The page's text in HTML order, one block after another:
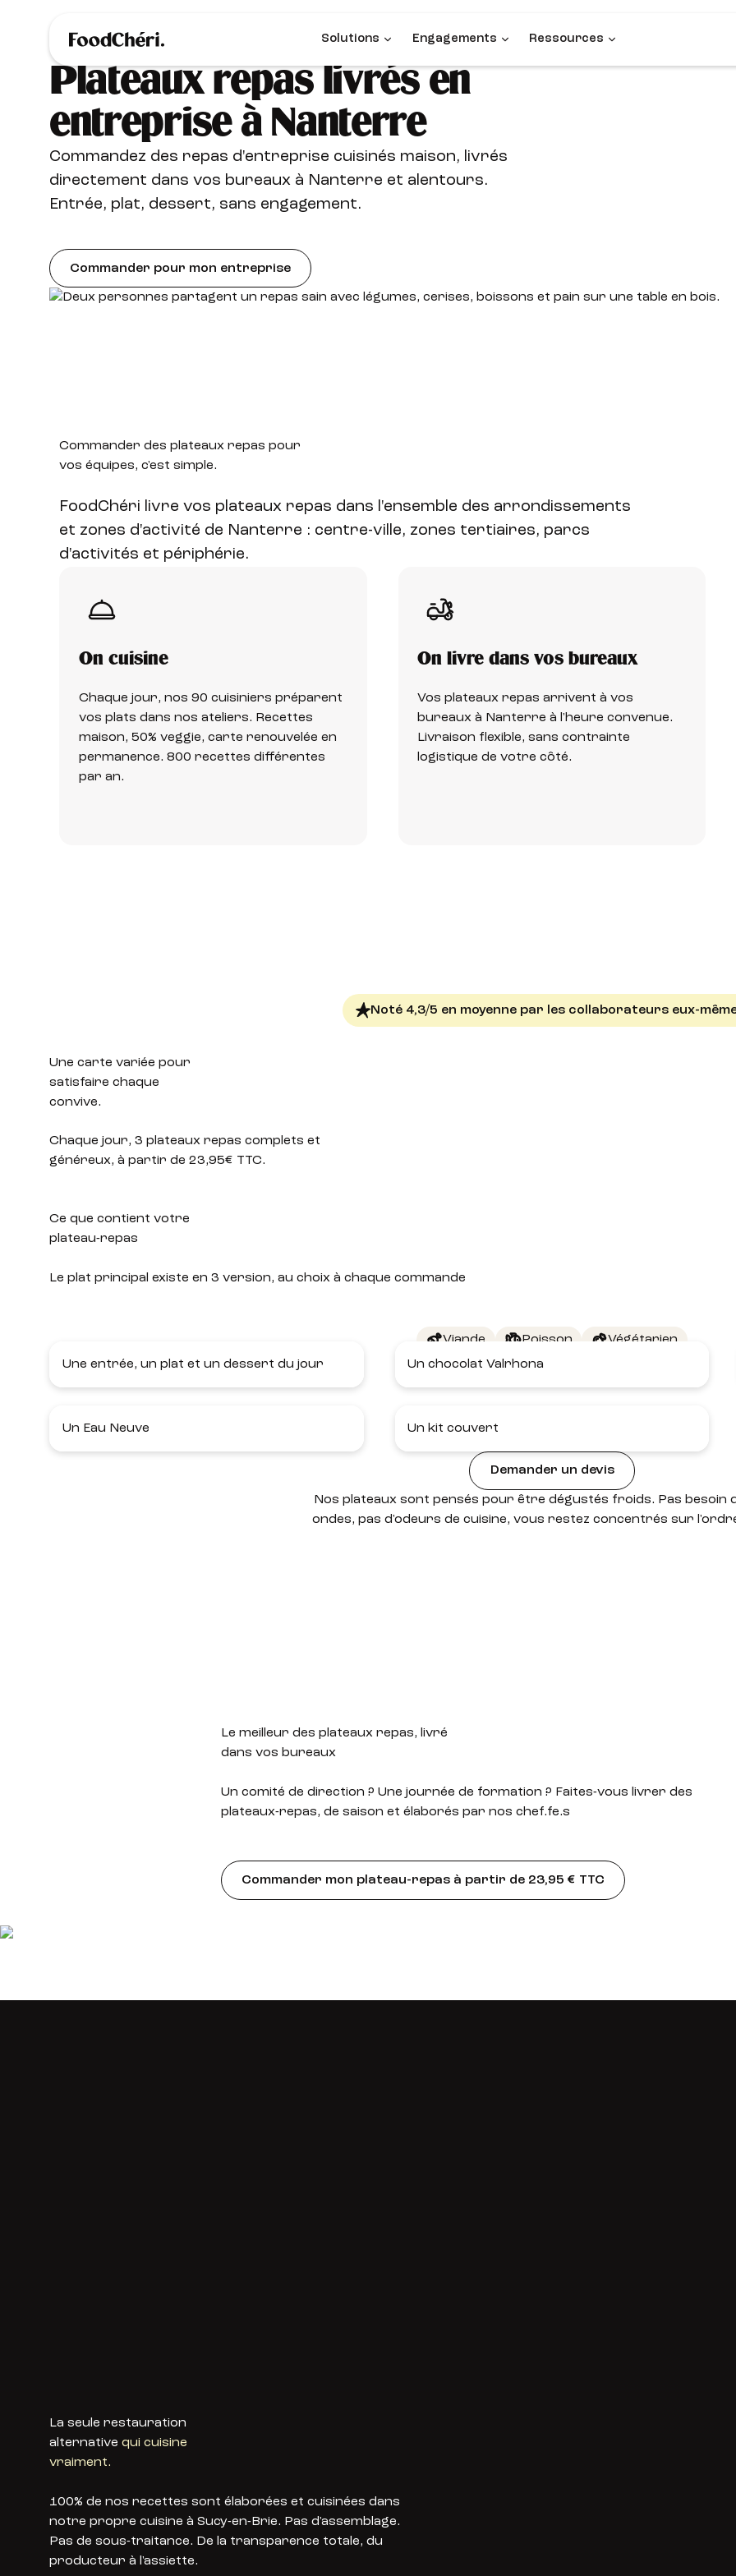
Solutions Engagements Ressources
Plateaux repas livrés en
entreprise à Nanterre
Commandez des repas d'entreprise cuisinés maison, livrés
directement dans vos bureaux à Nanterre et alentours.
Entrée, plat, dessert, sans engagement.
Commander pour mon entreprise
Commander des plateaux repas pour
vos équipes, c'est simple.
FoodChéri livre vos plateaux repas dans l'ensemble des arrondissements
et zones d'activité de Nanterre : centre-ville, zones tertiaires, parcs
d'activités et périphérie.
On cuisine
Chaque jour, nos 90 cuisiniers préparent
vos plats dans nos ateliers. Recettes
maison, 50% veggie, carte renouvelée en
permanence. 800 recettes différentes
par an.
On livre dans vos bureaux
Vos plateaux repas arrivent à vos
bureaux à Nanterre à l'heure convenue.
Livraison flexible, sans contrainte
logistique de votre côté.
Noté 4,3/5 en moyenne par les collaborateurs eux-
Une carte variée pour
satisfaire chaque
convive.
Chaque jour, 3 plateaux repas complets et
généreux, à partir de 23,95€ TTC.
Ce que contient votre
plateau-repas
Le plat principal existe en 3 version, au choix à chaque commande
Viande Poisson
Végétarien
Une entrée, un plat et un dessert du jour
Un chocolat Valrhona
Un Eau Neuve Un kit couvert
Demander un devis
Nos plateaux sont pensés pour être dégustés froids. Pas besoin
ondes, pas d'odeurs de cuisine, vous restez concentrés sur
Le meilleur des plateaux repas, livré
dans vos bureaux
Un comité de direction ? Une journée de formation ? Faites-vous livrer des
plateaux-repas, de saison et élaborés par nos chef.fe.s
Commander mon plateau-repas à partir de 23,95 € TTC
La seule restauration
alternative qui cuisine
vraiment.
100% de nos recettes sont élaborées et cuisinées dans
notre propre cuisine à Sucy-en-Brie. Pas d'assemblage.
Pas de sous-traitance. De la transparence totale, du
producteur à l'assiette.